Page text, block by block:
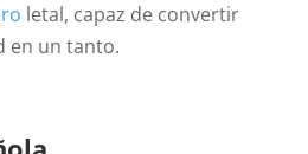
letal, capaz de convertir
en un tanto.